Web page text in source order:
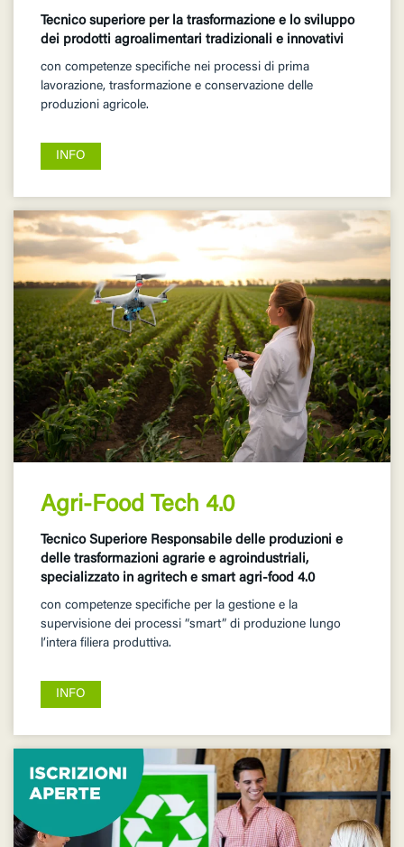
Tecnico superiore per la trasformazione e lo sviluppo
dei prodotti agroalimentari tradizionali e innovativi
con competenze specifiche nei processi di prima
lavorazione, trasformazione e conservazione delle
produzioni agricole.
INFO
Agri-Food Tech 4.0
Tecnico Superiore Responsabile delle produzioni e
delle trasformazioni agrarie e agroindustriali,
specializzato in agritech e smart agri-food 4.0
con competenze specifiche per la gestione e la
supervisione dei processi “smart” di produzione lungo
l’intera filiera produttiva.
INFO